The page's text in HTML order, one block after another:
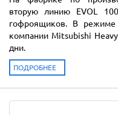
вторую линию EVOL
гофроящиков. В режиме
компании Mitsubishi
дни.
ПОДРОБНЕЕ